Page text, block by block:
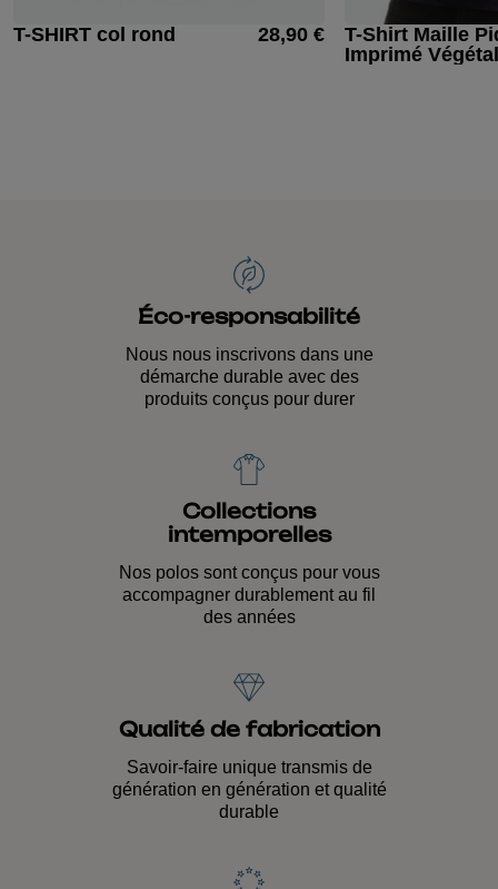
T-SHIRT col rond 28,90 €
T-Shirt Maille
Imprimé Végétal
Éco-responsabilité
Nous nous inscrivons dans une
démarche durable avec des
produits conçus pour durer
Collections
intemporelles
Nos polos sont conçus pour vous
accompagner durablement au fil
des années
Qualité de fabrication
Savoir-faire unique transmis de
génération en génération et qualité
durable